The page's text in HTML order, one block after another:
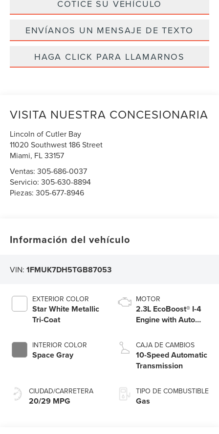
COTICE SU VEHÍCULO
ENVÍANOS UN MENSAJE DE TEXTO
HAGA CLICK PARA LLAMARNOS
VISITA NUESTRA CONCESIONARIA
Lincoln of Cutler Bay
11020 Southwest 186 Street
Miami, FL33157
Ventas:305-686-0037
Servicio:305-630-8894
Piezas:305-677-8946
Información del vehículo
VIN:1FMUK7DH5TGB87053
EXTERIOR COLOR
Star White Metallic
Tri-Coat
INTERIOR COLOR
Space Gray
CIUDAD/CARRETERA
20/29 MPG
MOTOR
2.3L EcoBoost® I-4
Engine with Auto
Technology
CAJA DE CAMBIOS
10-Speed Automatic
Transmission
TIPO DE COMBUSTIBLE
Gas